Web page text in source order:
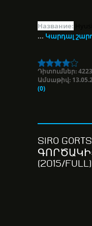
Название:
... Կարդալ
Դիտումներ:4223
Ամսաթիվ:
(0)
SIRO
(2015/FULL)